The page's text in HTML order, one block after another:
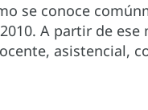
se conoce
A partir de
asistencial,